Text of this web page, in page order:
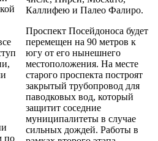
по
Каллифею и Палео Фалиро.
Проспект Посейдоноса будет
перемещен на 90 метров к
югу от его нынешнего
местоположения. На месте
старого проспекта построят
закрытый трубопровод для
паводковых вод, который
защитит соседние
муниципалитеты в случае
сильных дождей. Работы в